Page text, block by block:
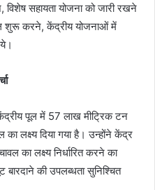
विशेष सहायता योजना को जारी रखने
शुरू करने, केंद्रीय योजनाओं में
पूल में 57 लाख मीट्रिक टन
लक्ष्य दिया गया है। उन्होंने केंद्र
का लक्ष्य निर्धारित करने का
की उपलब्धता सुनिश्चित